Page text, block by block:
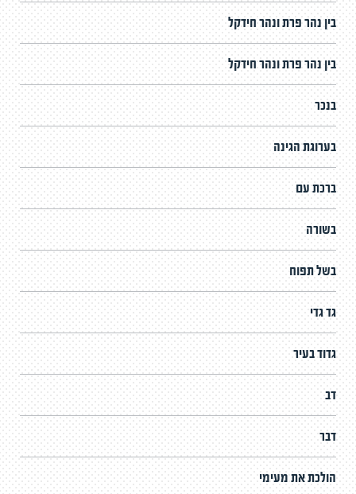
בין נהר פרת ונהר חידקל
בין נהר פרת ונהר חידקל
בנכר
בערוגת הגינה
ברכת עם
בשורה
בשל תפוח
גד גדי
גדוד בעיר
דב
דבר
הולכת את מעימי